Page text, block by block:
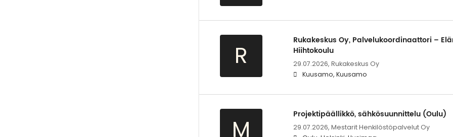
R
Rukakeskus Oy, Palvelukoordinaattori –
Hiihtokoulu
29.07.2026, Rukakeskus Oy
Kuusamo, Kuusamo
M
Projektipäällikkö, sähkösuunnittelu (Oulu)
29.07.2026, Mestarit Henkilöstöpalvelut Oy